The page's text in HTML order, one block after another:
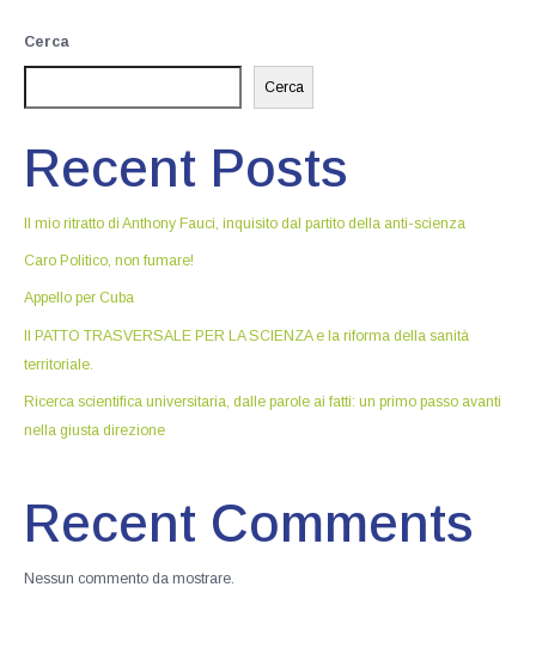
Cerca
Cerca
Recent Posts
Il mio ritratto di Anthony Fauci, inquisito dal partito della anti-scienza
Caro Politico, non fumare!
Appello per Cuba
Il PATTO TRASVERSALE PER LA SCIENZA e la riforma della sanità
territoriale.
Ricerca scientifica universitaria, dalle parole ai fatti: un primo passo avanti
nella giusta direzione
Recent Comments
Nessun commento da mostrare.